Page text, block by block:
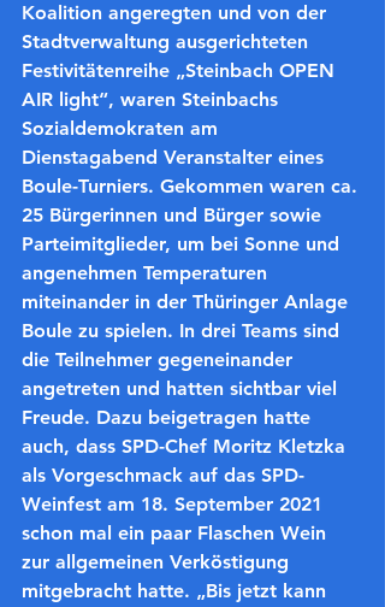
Koalition angeregten und von der
Stadtverwaltung ausgerichteten
Festivitätenreihe „Steinbach OPEN
AIR light“, waren Steinbachs
Sozialdemokraten am
Dienstagabend Veranstalter eines
Boule-Turniers. Gekommen waren ca.
25 Bürgerinnen und Bürger sowie
Parteimitglieder, um bei Sonne und
angenehmen Temperaturen
miteinander in der Thüringer Anlage
Boule zu spielen. In drei Teams sind
die Teilnehmer gegeneinander
angetreten und hatten sichtbar viel
Freude. Dazu beigetragen hatte
auch, dass SPD-Chef Moritz Kletzka
als Vorgeschmack auf das SPD-
Weinfest am 18. September 2021
schon mal ein paar Flaschen Wein
zur allgemeinen Verköstigung
mitgebracht hatte. „Bis jetzt kann